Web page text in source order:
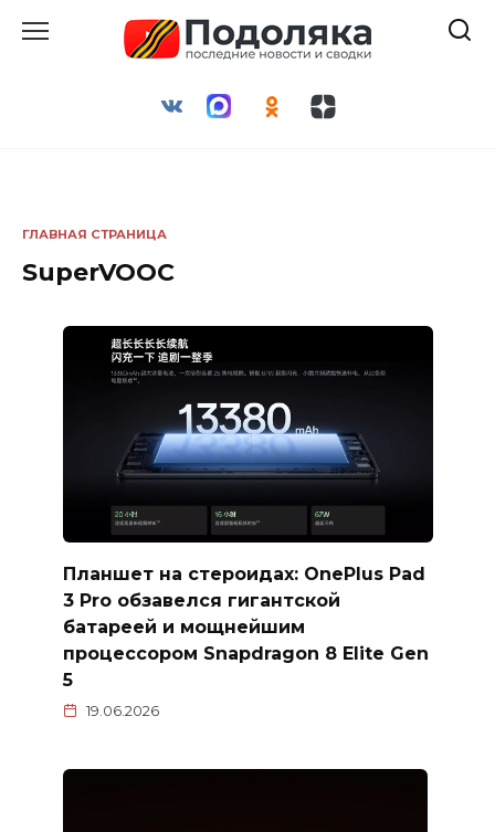
ГЛАВНАЯ СТРАНИЦА
SuperVOOC
Планшет на стероидах: OnePlus Pad
3 Pro обзавелся гигантской
батареей и мощнейшим
процессором Snapdragon 8 Elite Gen
5
19.06.2026